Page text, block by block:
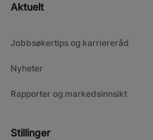
Aktuelt
Jobbsøkertips og karriereråd
Nyheter
Rapporter og markedsinnsikt
Stillinger